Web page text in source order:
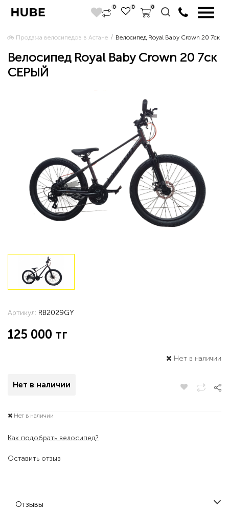
0 0 0
🚲 Продажа велосипедов в Астане Велосипед Royal Baby Crown 20 7ск
Велосипед Royal Baby Crown 20 7ск
СЕРЫЙ
Оставить отзыв
Артикул: RB2029GY
125 000 тг
Нет в наличии
Нет в наличии
Нет в наличии
Как подобрать велосипед?
Отзывы